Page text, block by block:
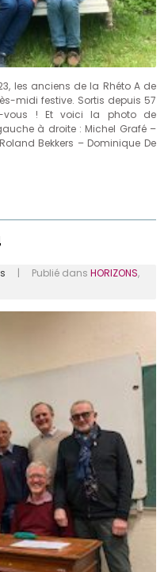
les anciens de la Rhéto A de
midi festive. Sortis depuis 57
vous ! Et voici la photo de
à droite : Michel Grafé –
Bekkers – Dominique De
| Publié dans HORIZONS,